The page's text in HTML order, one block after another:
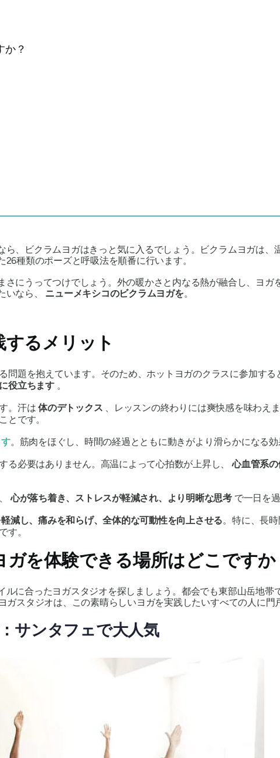
か？
、ビクラムヨガはきっと気に入るでしょう。ビクラムヨガは、
26種類のポーズと呼吸法を順番に行います。
にうってつけでしょう。外の暖かさと内なる熱が融合し、ヨガ
いなら、 ニューメキシコのビクラムヨガを。
るメリット
問題を抱えています。そのため、ホットヨガのクラスに参加する
役立ちます 。
。汗は体のデトックス 、レッスンの終わりには爽快感を味わえ
とです。
。筋肉をほぐし、時間の経過とともに動きがより滑らかになる効
る必要はありません。高温によって心拍数が上昇し、心血管系
心が落ち着き、ストレスが軽減され、より明晰な思考 で一日を
減し、痛みを和らげ、全体的な可動性を向上させる。特に、長
す。
を体験できる場所はどこですか
に合ったヨガスタジオを探しましょう。都会でも東部山岳地帯
スタジオは、この素晴らしいヨガを実践したいすべての人に門
サンタフェで大人気